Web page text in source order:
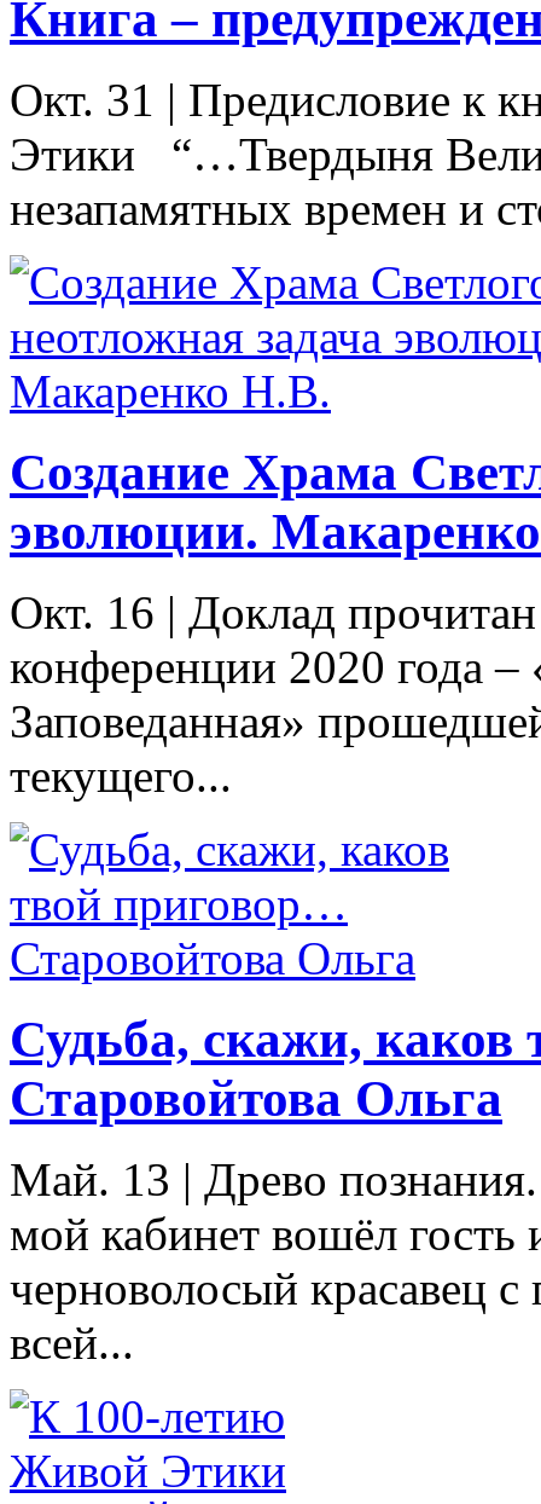
Книга –
Окт. 31 | Предисловие к
Этики “…Твердыня
незапамятных времен и
Создание Храма
эволюции.
Окт. 16 | Доклад
конференции 2020 года –
Заповеданная»
текущего...
Судьба, скажи,
Старовойтова Ольга
Май. 13 | Древо
мой кабинет вошёл гость
черноволосый красавец
всей...